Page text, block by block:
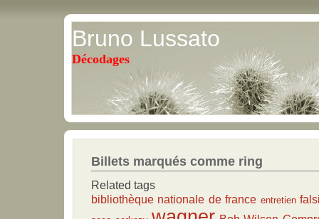
Bruno Lussato
Décodages
Billets marqués comme ring
Related tags
bibliothèque nationale de france entretien